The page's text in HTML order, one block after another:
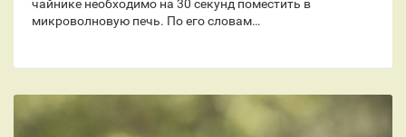
чайнике необходимо на 30 секунд поместить в
микроволновую печь. По его словам…